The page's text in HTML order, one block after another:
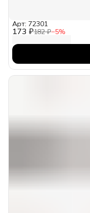
173 ₽182 ₽−5%
Арт: 72301